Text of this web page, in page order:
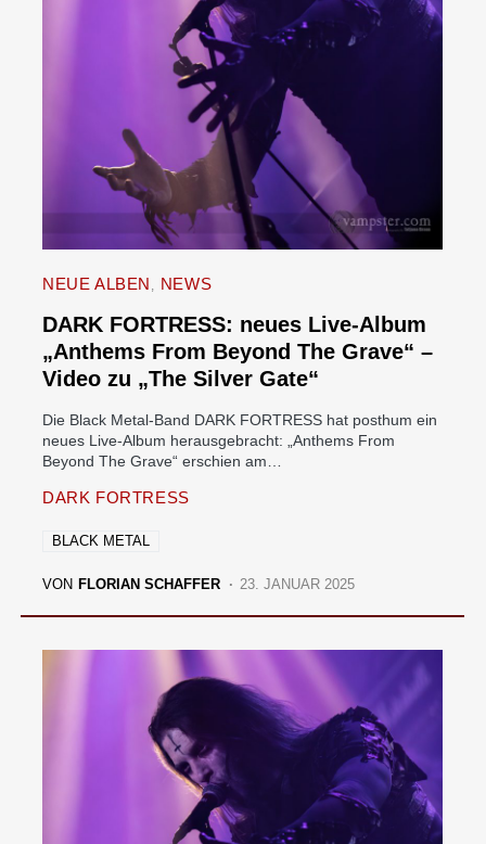
NEUE ALBEN NEWS
DARK FORTRESS: neues Live-Album
„Anthems From Beyond The Grave“ –
Video zu „The Silver Gate“
Die Black Metal-Band DARK FORTRESS hat posthum ein
neues Live-Album herausgebracht: „Anthems From
Beyond The Grave“ erschien am…
DARK FORTRESS
BLACK METAL
VON FLORIAN SCHAFFER 23. JANUAR 2025